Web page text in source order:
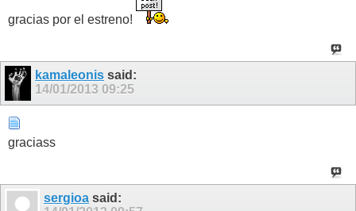
gracias por el estreno!
kamaleonis said:
14/01/2013 09:25
graciass
sergioa said: